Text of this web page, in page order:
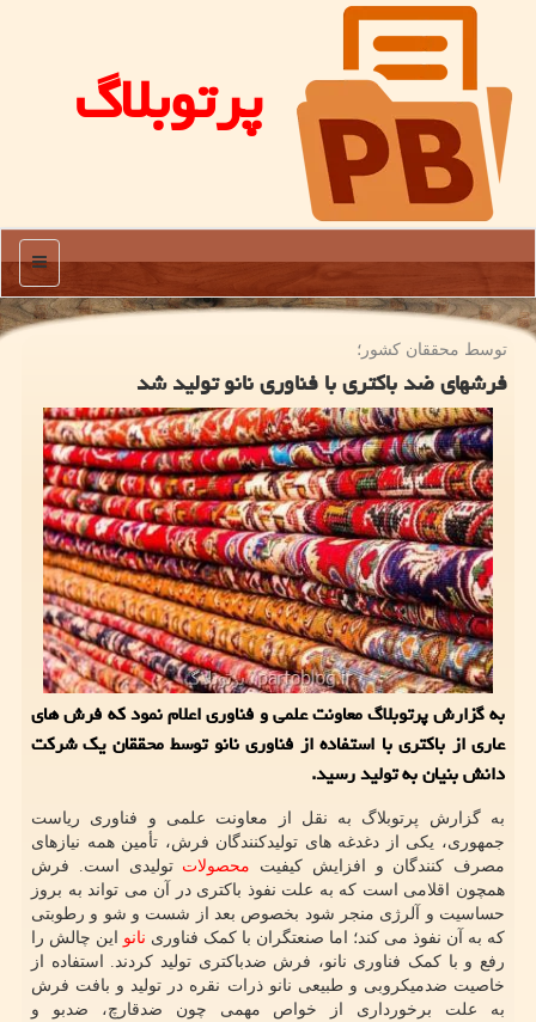
پرتوبلاگ
منو
توسط محققان كشور؛
فرشهای ضد باکتری با فناوری نانو تولید شد
به گزارش پرتوبلاگ معاونت علمی و فناوری اعلام نمود که فرش های
عاری از باکتری با استفاده از فناوری نانو توسط محققان یک شرکت
دانش بنیان به تولید رسید.
به گزارش پرتوبلاگ به نقل از معاونت علمی و فناوری ریاست
جمهوری، یکی از دغدغه های تولیدکنندگان فرش، تأمین همه نیازهای
مصرف کنندگان و افزایش کیفیت محصولات تولیدی است. فرش
همچون اقلامی است که به علت نفوذ باکتری در آن می تواند به بروز
حساسیت و آلرژی منجر شود بخصوص بعد از شست و شو و رطوبتی
که به آن نفوذ می کند؛ اما صنعتگران با کمک فناوری نانو این چالش را
رفع و با کمک فناوری نانو، فرش ضدباکتری تولید کردند. استفاده از
خاصیت ضدمیکروبی و طبیعی نانو ذرات نقره در تولید و بافت فرش
به علت برخورداری از خواص مهمی چون ضدقارچ، ضدبو و